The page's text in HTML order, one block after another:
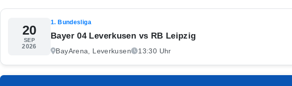
20
SEP
2026
1. Bundesliga
Bayer 04 Leverkusen vs RB Leipzig
BayArena, Leverkusen 13:30 Uhr